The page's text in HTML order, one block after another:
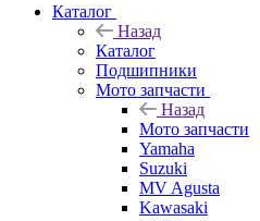
Каталог
Назад
Каталог
Подшипники
Мото запчасти
Назад
Мото запчасти
Yamaha
Suzuki
MV Agusta
Kawasaki